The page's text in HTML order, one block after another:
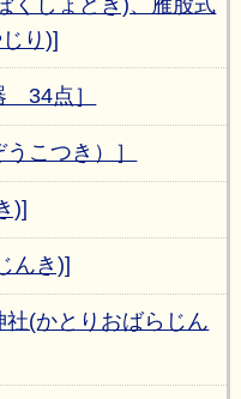
り)]
34点］
こつき）］
)]
んき)]
(かとりおばらじん